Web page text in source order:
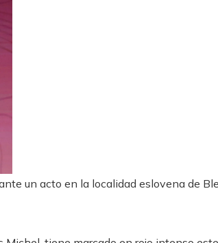
un acto en la localidad eslovena de